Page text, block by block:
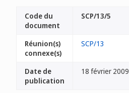
Code du
document
SCP/13/5
Réunion(s)
connexe(s)
SCP/13
Date de
publication
18 février 2009